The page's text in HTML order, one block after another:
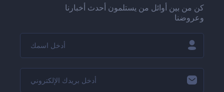
كن من بين أوائل من يستلمون أحدث أخبارنا
وعروضنا